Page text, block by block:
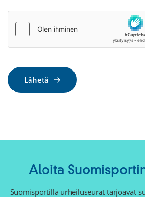
Aloita
Suomisportilla urheiluseurat tarjoavat